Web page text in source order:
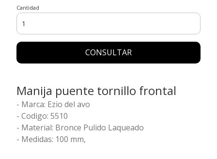
Cantidad
CONSULTAR
Manija puente tornillo frontal
- Marca: Ezio del avo
- Codigo: 5510
- Material: Bronce Pulido Laqueado
- Medidas: 100 mm,